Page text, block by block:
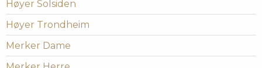
Høyer Solsiden
Høyer Trondheim
Merker Dame